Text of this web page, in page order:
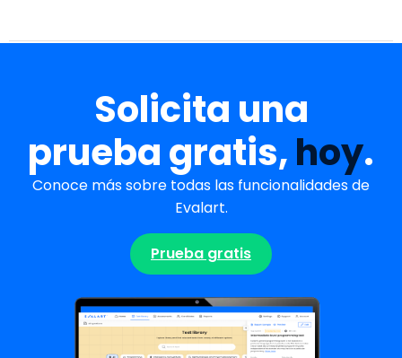
Solicita una
prueba gratis,hoy.
Conoce más sobre todas las funcionalidades de
Evalart.
Prueba gratis